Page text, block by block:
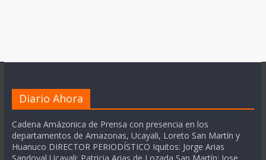
Diario Ahora
Cadena Amázonica de Prensa con presencia en los
departamentos de Amazonas, Ucayali, Loreto San Martín y
Huanuco DIRECTOR PERIODÍSTICO Iquitos: Jorge Arias